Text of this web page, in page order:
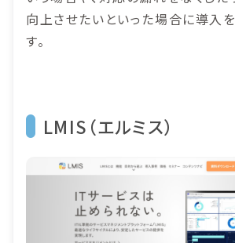
向上させたいといった場合に導入
す。
LMIS（エルミス）